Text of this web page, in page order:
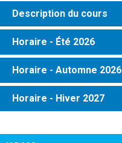
Description du cours
Horaire - Été 2026
Horaire - Automne 2026
Horaire - Hiver 2027